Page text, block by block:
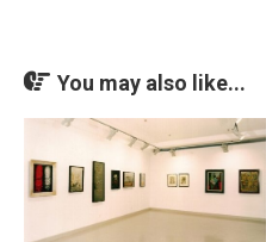
You may also like...